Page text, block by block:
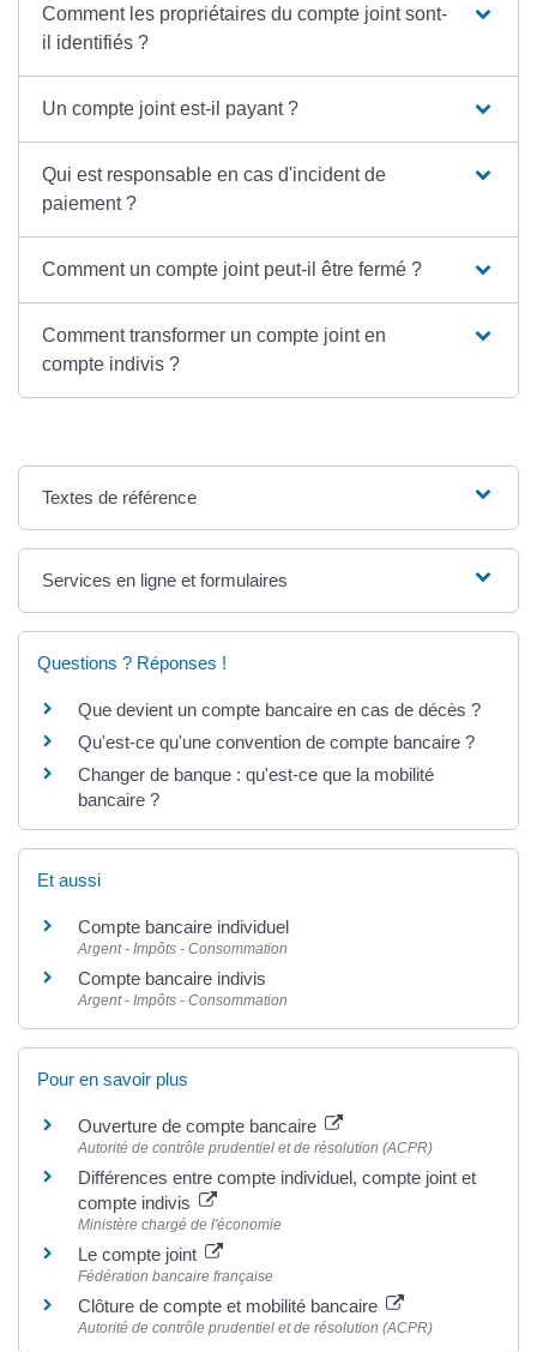
Comment les propriétaires du compte joint sont-
il identifiés ?
Un compte joint est-il payant ?
Qui est responsable en cas d'incident de
paiement ?
Comment un compte joint peut-il être fermé ?
Comment transformer un compte joint en
compte indivis ?
Textes de référence
Services en ligne et formulaires
Questions ? Réponses !
Que devient un compte bancaire en cas de décès ?
Qu'est-ce qu'une convention de compte bancaire ?
Changer de banque : qu'est-ce que la mobilité
bancaire ?
Et aussi
Compte bancaire individuel
Argent - Impôts - Consommation
Compte bancaire indivis
Argent - Impôts - Consommation
Pour en savoir plus
Ouverture de compte bancaire
Autorité de contrôle prudentiel et de résolution (ACPR)
Différences entre compte individuel, compte joint et
compte indivis
Ministère chargé de l'économie
Le compte joint
Fédération bancaire française
Clôture de compte et mobilité bancaire
Autorité de contrôle prudentiel et de résolution (ACPR)